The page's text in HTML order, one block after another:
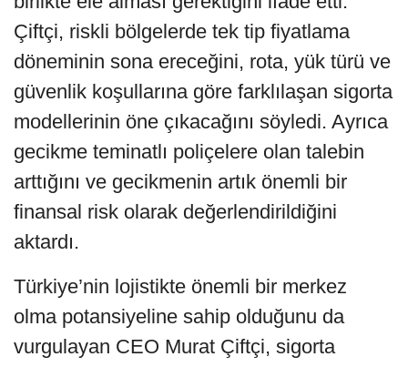
Çiftçi, riskli bölgelerde tek tip fiyatlama
döneminin sona ereceğini, rota, yük türü ve
güvenlik koşullarına göre farklılaşan sigorta
modellerinin öne çıkacağını söyledi. Ayrıca
gecikme teminatlı poliçelere olan talebin
arttığını ve gecikmenin artık önemli bir
finansal risk olarak değerlendirildiğini
aktardı.
Türkiye’nin lojistikte önemli bir merkez
olma potansiyeline sahip olduğunu da
vurgulayan CEO Murat Çiftçi, sigorta